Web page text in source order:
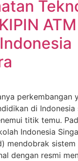
perkembangan
di Indonesia
titik temu.
Indonesia
mendobrak
dengan resmi